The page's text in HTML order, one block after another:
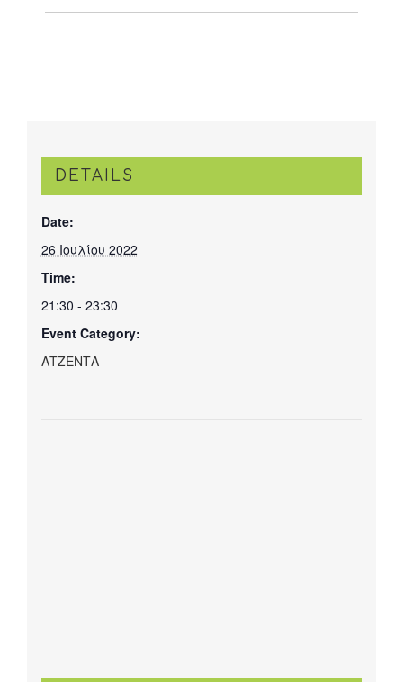
DETAILS
Date:
26 Ιουλίου 2022
Time:
21:30 - 23:30
Event Category:
ΑΤΖΕΝΤΑ